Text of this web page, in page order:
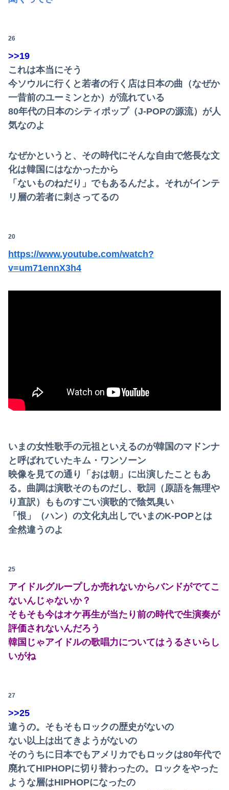
26
>>19
これは本当にそう
今ソウルに行くと若者の行く店は日本の曲（なぜか
一昔前のユーミンとか）が流れている
80年代の日本のシティポップ（J-POPの源流）が人
気なのよ
なぜかというと、その時代にそんな自由で悠長な文
化は韓国にはなかったから
「ないものねだり」でもあるんだよ。それがインテ
リ層の若者に刺さってるの
20
https://www.youtube.com/watch?
v=um71ennX3h4
いまの女性歌手の元祖といえるのが韓国のマドンナ
と呼ばれていたキム・ワンソーン
映像を見ての通り「おは朝」に出演したこともあ
る。曲調は演歌そのものだし、歌詞（原語を無理や
り直訳）もものすごい演歌的で陰気臭い
「恨」（ハン）の文化丸出しでいまのK-POPとは
全然違うのよ
25
アイドルグループしか売れないからバンドがでてこ
ないんじゃないか？
そもそも今はオケ再生が当たり前の時代で生演奏が
評価されないんだろう
韓国じゃアイドルの歌唱力についてはうるさいらし
いがね
27
>>25
違うの。そもそもロックの歴史がないの
ない以上は出てきようがないの
そのうちに日本でもアメリカでもロックは80年代で
廃れてHIPHOPに切り替わったの。ロックをやった
ような層はHIPHOPになったの